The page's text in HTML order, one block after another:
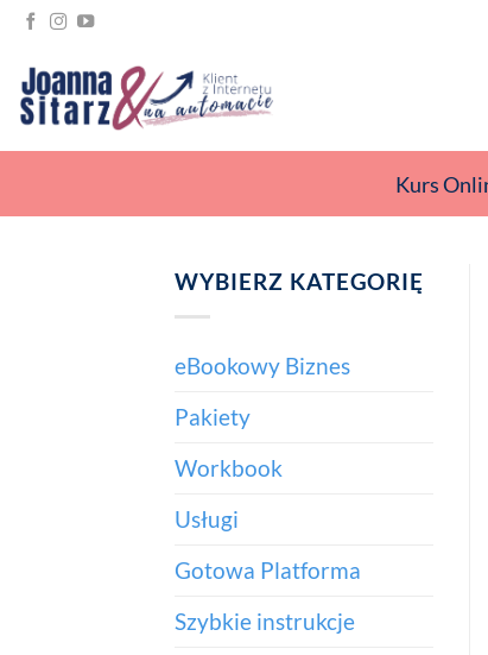
Przewiń
zawartości
Kurs
WYBIERZ KATEGORIĘ
eBookowy Biznes
Pakiety
Workbook
Usługi
Gotowa Platforma
Szybkie instrukcje